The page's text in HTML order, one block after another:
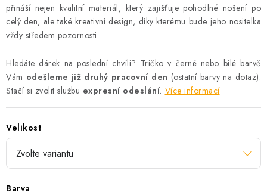
přináší nejen kvalitní materiál, který zajišťuje pohodlné nošení po
celý den, ale také kreativní design, díky kterému bude jeho nositelka
vždy středem pozornosti.
Hledáte dárek na poslední chvíli? Tričko v černé nebo bílé barvě
Vám odešleme již druhý pracovní den (ostatní barvy na dotaz).
Stačí si zvolit službu expresní odeslání. Více informací
Velikost
Barva